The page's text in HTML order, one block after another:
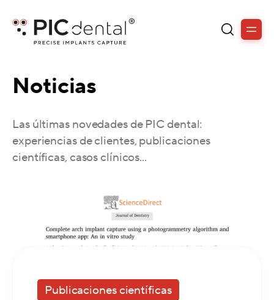
Noticias
Las últimas novedades de PIC dental:
experiencias de clientes, publicaciones
científicas, casos clínicos...
Publicaciones científicas